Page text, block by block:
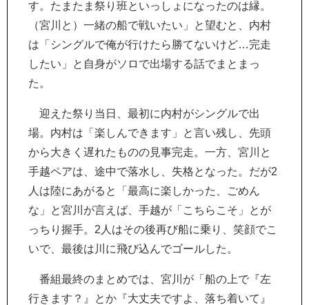
す。たまたま祭り班といっしょになったのは縁。
（宮川と）一緒の船で戦いたい」と望むと、内村
は「シングルで俺が行けたら勝てないけど…完走
したい」と自身がソロで出場する話でまとまっ
た。
迎えた祭り当日、最初に内村がシングルで出
場。内村は「楽しんできます」と言い残し、先頭
から大きく遅れたものの見事完走。一方、宮川と
手越ペアは、途中で落水し、失格となった。だが2
人は陸にあがると「最高に楽しかった、ごめん
な」と宮川が言えば、手越が「こちらこそ」とが
っちり握手。2人はその後再び船に乗り、笑顔でこ
いで、最後は川に飛び込んでゴールした。
番組最終のまとめでは、宮川が「船の上で『左
行きます？』とか『大丈夫ですよ、落ち着いて』